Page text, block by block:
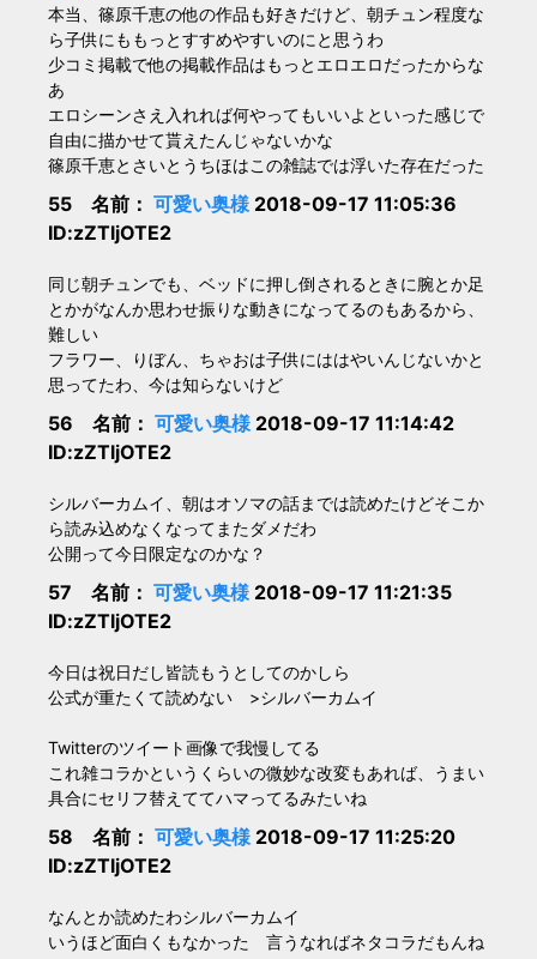
本当、篠原千恵の他の作品も好きだけど、朝チュン程度な
ら子供にももっとすすめやすいのにと思うわ
少コミ掲載で他の掲載作品はもっとエロエロだったからな
あ
エロシーンさえ入れれば何やってもいいよといった感じで
自由に描かせて貰えたんじゃないかな
篠原千恵とさいとうちほはこの雑誌では浮いた存在だった
55 名前： 可愛い奥様2018-09-17 11:05:36
ID:zZTljOTE2
同じ朝チュンでも、ベッドに押し倒されるときに腕とか足
とかがなんか思わせ振りな動きになってるのもあるから、
難しい
フラワー、りぼん、ちゃおは子供にははやいんじないかと
思ってたわ、今は知らないけど
56 名前： 可愛い奥様2018-09-17 11:14:42
ID:zZTljOTE2
シルバーカムイ、朝はオソマの話までは読めたけどそこか
ら読み込めなくなってまたダメだわ
公開って今日限定なのかな？
57 名前： 可愛い奥様2018-09-17 11:21:35
ID:zZTljOTE2
今日は祝日だし皆読もうとしてのかしら
公式が重たくて読めない >シルバーカムイ
Twitterのツイート画像で我慢してる
これ雑コラかというくらいの微妙な改変もあれば、うまい
具合にセリフ替えててハマってるみたいね
58 名前： 可愛い奥様2018-09-17 11:25:20
ID:zZTljOTE2
なんとか読めたわシルバーカムイ
いうほど面白くもなかった 言うなればネタコラだもんね